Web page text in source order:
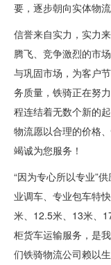
要，逐步朝向实体物流
信誉来自实力，实力
腾飞、竞争激烈的市
与巩固市场，为客户
务质量，铁骑正在努
程连结着无数个新的
物流愿以合理的价格
竭诚为您服务！
“因为专心所以专业”
业调车、专业包车特
米、12.5米、13米、
柜货车运输服务，是
们铁骑物流公司赖以